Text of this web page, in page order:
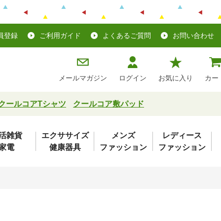
登録 ご利用ガイド よくあるご質問 お問い合わせ
メールマガジン ログイン お気に入り カー
ールコアTシャツ クールコア敷パッド
雑貨
電
エクササイズ
健康器具
メンズ
ファッション
レディース
ファッション